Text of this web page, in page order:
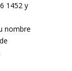
1452 y
nombre